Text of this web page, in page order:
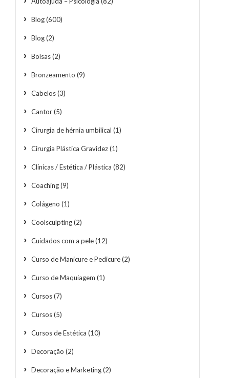
Blog(600)
Blog(2)
Bolsas(2)
Bronzeamento (9)
Cabelos(3)
Cantor(5)
Cirurgia de hérnia umbilical (1)
Cirurgia Plástica Gravidez(1)
Clínicas / Estética / Plástica (82)
Coaching(9)
Colágeno (1)
Coolsculpting(2)
Cuidados com a pele(12)
Curso de Manicure e Pedicure(2)
Curso de Maquiagem (1)
Cursos(7)
Cursos(5)
Cursos de Estética (10)
Decoração (2)
Decoração e Marketing(2)